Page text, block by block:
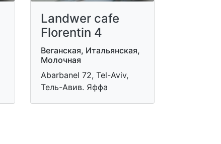
Landwer cafe
Florentin 4
Веганская, Итальянская,
Молочная
Abarbanel 72, Tel-Aviv,
Тель-Авив. Яффа